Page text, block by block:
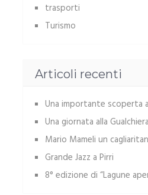
trasporti
Turismo
Articoli recenti
Una importante scoperta
Una giornata alla
Mario Mameli un
Grande Jazz a Pirri
8° edizione di “Lagune